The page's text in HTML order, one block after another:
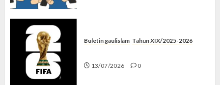
Buletin gaulislam Tahun XIX/2025-2026
13/07/2026 0